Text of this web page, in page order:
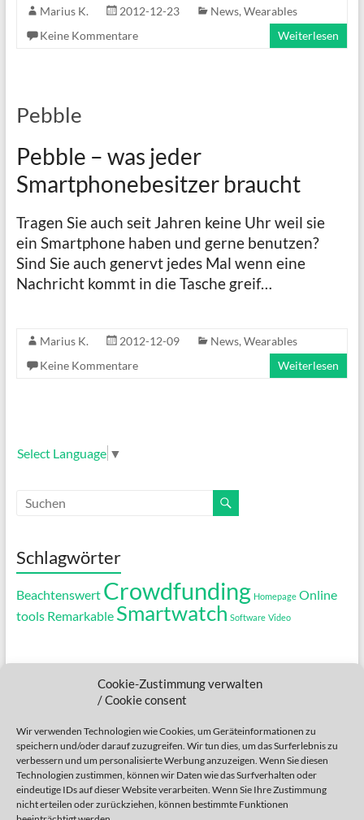
Cookie-Zustimmung verwalten
/ Cookie consent
Wir verwenden Technologien wie Cookies, um Geräteinformationen zu
speichern und/oder darauf zuzugreifen. Wir tun dies, um das Surferlebnis zu
verbessern und um personalisierte Werbung anzuzeigen. Wenn Sie diesen
Technologien zustimmen, können wir Daten wie das Surfverhalten oder
eindeutige IDs auf dieser Website verarbeiten. Wenn Sie Ihre Zustimmung
nicht erteilen oder zurückziehen, können bestimmte Funktionen
Marius K. 2012-12-23 News, Wearables
Keine Kommentare
Weiterlesen
Pebble
Pebble – was jeder
Smartphonebesitzer braucht
Tragen Sie auch seit Jahren keine Uhr weil sie
ein Smartphone haben und gerne benutzen?
Sind Sie auch genervt jedes Mal wenn eine
Nachricht kommt in die Tasche greif…
Marius K. 2012-12-09 News, Wearables
Keine Kommentare
Weiterlesen
Select Language ▼
Schlagwörter
Beachtenswert Crowdfunding Homepage Online
tools Remarkable Smartwatch Software Video
.....